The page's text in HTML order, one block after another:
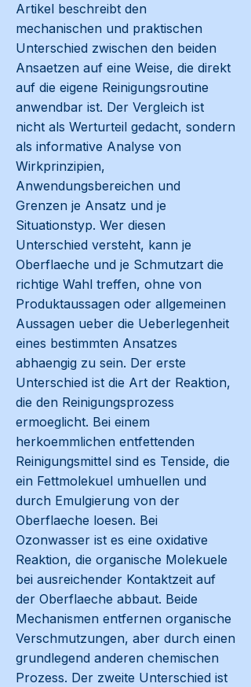
Artikel beschreibt den
mechanischen und praktischen
Unterschied zwischen den beiden
Ansaetzen auf eine Weise, die direkt
auf die eigene Reinigungsroutine
anwendbar ist. Der Vergleich ist
nicht als Werturteil gedacht, sondern
als informative Analyse von
Wirkprinzipien,
Anwendungsbereichen und
Grenzen je Ansatz und je
Situationstyp. Wer diesen
Unterschied versteht, kann je
Oberflaeche und je Schmutzart die
richtige Wahl treffen, ohne von
Produktaussagen oder allgemeinen
Aussagen ueber die Ueberlegenheit
eines bestimmten Ansatzes
abhaengig zu sein. Der erste
Unterschied ist die Art der Reaktion,
die den Reinigungsprozess
ermoeglicht. Bei einem
herkoemmlichen entfettenden
Reinigungsmittel sind es Tenside, die
ein Fettmolekuel umhuellen und
durch Emulgierung von der
Oberflaeche loesen. Bei
Ozonwasser ist es eine oxidative
Reaktion, die organische Molekuele
bei ausreichender Kontaktzeit auf
der Oberflaeche abbaut. Beide
Mechanismen entfernen organische
Verschmutzungen, aber durch einen
grundlegend anderen chemischen
Prozess. Der zweite Unterschied ist